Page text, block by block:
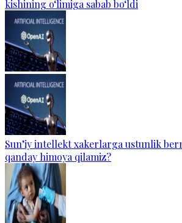
kishining o‘limiga sabab bo‘ldi
Sun’iy intellekt xakerlarga ustunlik
qanday himoya qilamiz?